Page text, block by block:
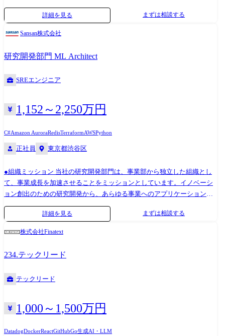
したエージェント実行エンジン・SDK・オーケストレーターの設計・実
装 AI/ML との関わり : モデルルーティング、RAG 統合、コンテキスト注
入、推論最適化をシステムレベルで設計 状態管理 : エージェントのセッ
全性制御 : ガードレール / ポリシー実行エンジン — LLM の出力を制御す
るルール実行基盤 JAPAN AI では、この Agent Harness を自社開発し、全
プロダクト (JAPAN AI STUDIO / CHAT / SPEECH / AGENT 等) の共通基盤
として運用しています。 ●期待する役割について Agent Harness Engineer
設計・実装していただきます。 LLM / AI エージェントの動作原理を深く
理解した上で、実行エンジン (Graph Runtime / State Machine) を設計・実
のエンジニアが使う Agent SDK を設計・開発する ガードレール / ポリシ
Research Engineer と連携し、最新の研究成果を本番基盤に統合する ●成
果責任 (KR/メトリクス) Agent SDK 採用率 (社内チームの利用率・満足度)
エージェント実行成功率 (タスク完了率、チェックポイントからのリカバ
リ成功率) Harness 起因の障害率 (ガードレール突破率、状態不整合率) 実
行レイテンシ P95 / P99 (Harness 層のオーバーヘッド) 推論コスト効率 (モ
デルルーティングによるコスト最適化) 開発者体験スコア (SDK / API の社
Harness Engineerは以下のチームを横断して活動します: Infra — クラウド
エージェント実行フレームワーク 密接に連携する役割: Agentic Product
Engineer — エージェント機能開発 (SDK のユーザー) Research Engineer —
の連携 Product Manager — プロダクト設計・非機能要件定義 ●開発環境
言語 : Python, Go (バックエンド・基盤開発) , TypeScript / React / Next.js
(フロントエンド部) / NX インフラ : GCP (コンテナ / K8s) , Docker,
ダクト戦略や組織戦略を描いていただき、実行いただくことを期待して
クトマネジメント業務 ・定性・定量リサーチ(ユーザー調査・ログ分析・
問い合わせ分析・VOEやVOC分析) ・CS部門やセールス部門との連携に
よる要求整理、改善アイデアの検討 ・開発要件整理、開発プロジェクト
の進捗管理、リスク管理、納期管理 ●組織マネジメント業務 ・プロダク
動するための組織活性化施策の検討と実行 ・メンバーの意欲と能力向上
を目指した各種メンバーマネジメント業務 【直近過去事例】 新機能「ク
す。 【開発環境】 開発言語:PHP, Go, TypeScript, Dart フレームワー
ラ:AWS, Terraform, Docker 監視ツール:Mackerel, Datadog 社内ツー
ル:Confluence, Jira, Redmine, Slack, Miro, Figma 開発環境: JetBrains IDE,
Visual Studio Code AI開発環境:Github Copilot, Claude Code
詳細を見る まずは相談する
Sansan株式会社
研究開発部門 ML Architect
SREエンジニア
1,152～2,250万円
C#Amazon AuroraRedisTerraformAWSPython
正社員 東京都渋谷区
●組織ミッション 当社の研究開発部門は、事業部から独立した組織とし
て、事業成長を加速させることをミッションとしています。イノベーシ
ョン創出のための研究開発から、あらゆる事業へのアプリケーション提
供・運用までを手がけます。 ●具体的な業務 研究員と協力しながらプロ
ダクトを開発します。モデル開発以外のほぼすべてを担当します。mlops
やplatform engineeringの領域において、強みに応じて業務を決定しま
ド上でのシステム構築、運用、改善 ・研究開発の生産性・運用性を高
め、かつコストを抑えた環境の整備(Amazon Elastic Kubernetes Serviceを
使用したKubernetesクラスタ「Circuit」やマネージドリソースの構築運
発、運用 ・基盤のセキュリティーと信頼性の向上 ●開発環境、使用する
ツールなど - 開発言語:go, python, shell script, c#, c++ - データベー
ス:amazon aurora, amazon dynamodb, amazon redshift, opensearch, -
詳細を見る まずは相談する
株式会社Finatext
234.テックリード
テックリード
1,000～1,500万円
DatadogDockerReactGitHubGo生成AI・LLM